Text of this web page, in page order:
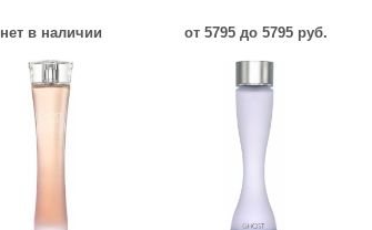
нет в наличии от 5795 до 5795 руб.